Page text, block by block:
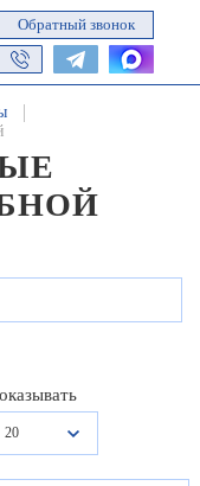
Обратный звонок
20